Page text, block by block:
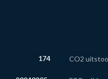
174 CO2